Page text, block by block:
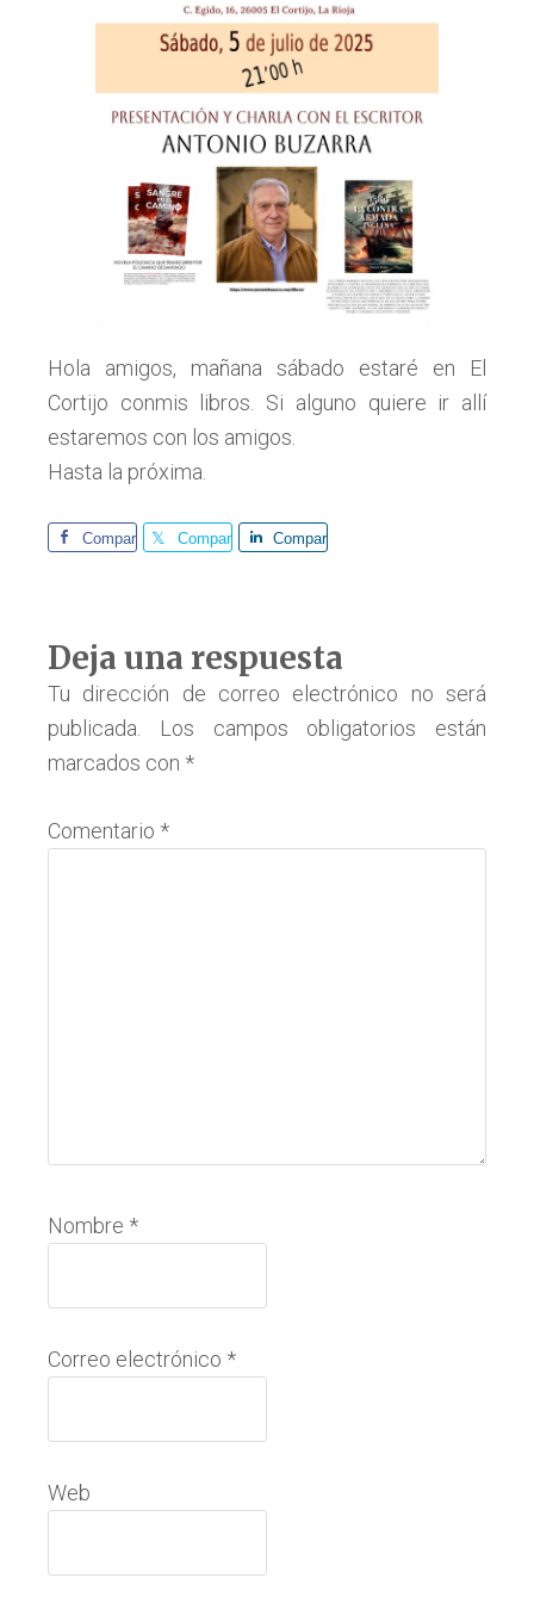
Hola amigos, mañana sábado estaré en El
Cortijo conmis libros. Si alguno quiere ir allí
estaremos con los amigos.
Hasta la próxima.
Comparte Comparte Comparte
Interacciones
con
los
Deja una respuesta
Tu dirección de correo electrónico no será
publicada.
Los campos obligatorios están
marcados con *
Comentario *
Nombre *
Correo electrónico *
Web